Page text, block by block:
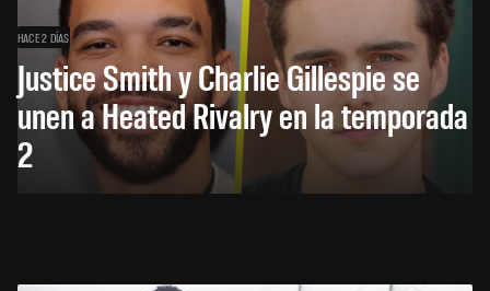
HACE 2 DÍAS
Justice Smith y Charlie Gillespie se
unen a Heated Rivalry en la temporada
2